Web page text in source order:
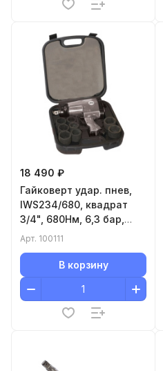
18 490 ₽
Гайковерт удар. пнев,
IWS234/680, квадрат
3/4", 680Нм, 6,3 бар,
234л/мин, набор
Арт. 100111
В корзину